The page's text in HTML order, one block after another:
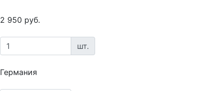
2 950 руб.
шт.
Германия